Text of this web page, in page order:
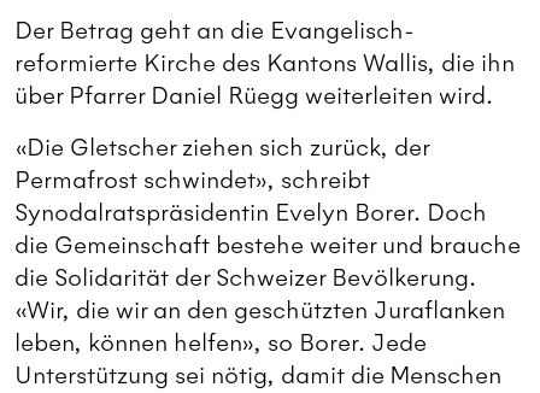
Der Betrag geht an die Evangelisch-
reformierte Kirche des Kantons Wallis, die ihn
über Pfarrer Daniel Rüegg weiterleiten wird.
«Die Gletscher ziehen sich zurück, der
Permafrost schwindet», schreibt
Synodalratspräsidentin Evelyn Borer. Doch
die Gemeinschaft bestehe weiter und brauche
die Solidarität der Schweizer Bevölkerung.
«Wir, die wir an den geschützten Juraflanken
leben, können helfen», so Borer. Jede
Unterstützung sei nötig, damit die Menschen